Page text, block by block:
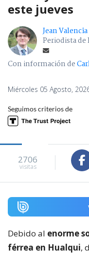
este jueves
Jean Valencia
Periodista de
Con información de
Miércoles 05 Agosto,
Seguimos criterios de
2706
visitas
Debido al enorme
férrea en Hualqui,